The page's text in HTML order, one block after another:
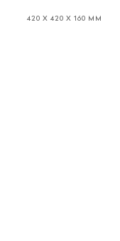
420 X 420 X 160 MM